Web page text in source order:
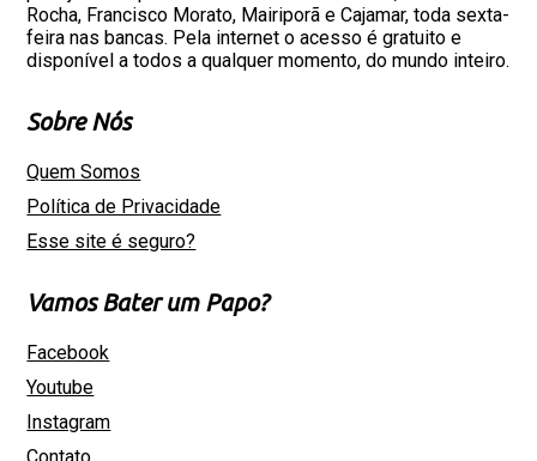
Rocha, Francisco Morato, Mairiporã e Cajamar, toda sexta-
feira nas bancas. Pela internet o acesso é gratuito e
disponível a todos a qualquer momento, do mundo inteiro.
Sobre Nós
Quem Somos
Política de Privacidade
Esse site é seguro?
Vamos Bater um Papo?
Facebook
Youtube
Instagram